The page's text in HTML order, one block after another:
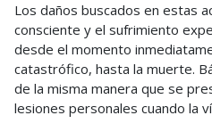
Los daños buscados en estas
consciente y el sufrimiento
desde el momento
catastrófico, hasta la muerte.
de la misma manera que se
lesiones personales cuando la